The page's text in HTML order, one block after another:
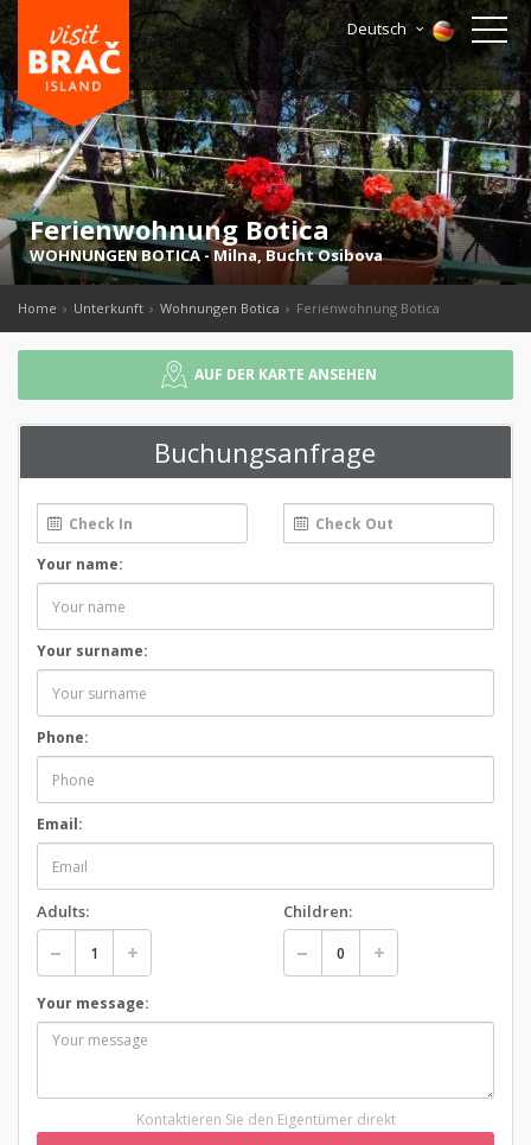
Deutsch
Ferienwohnung Botica
WOHNUNGEN BOTICA-Milna,Bucht Osibova
Home Unterkunft Wohnungen Botica Ferienwohnung Botica
AUF DER KARTE ANSEHEN
Buchungsanfrage
Your name:
Your surname:
Phone:
Email:
Adults: Children:
Your message:
Kontaktieren Sie den Eigentümer direkt